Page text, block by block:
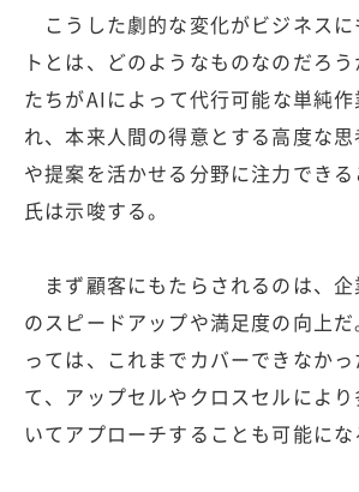
こうした劇的な変化がビジネスに
トとは、どのようなものなのだろ
たちがAIによって代行可能な単純
れ、本来人間の得意とする高度な
や提案を活かせる分野に注力でき
氏は示唆する。
まず顧客にもたらされるのは、
のスピードアップや満足度の向上
っては、これまでカバーできなか
て、アップセルやクロスセルによ
いてアプローチすることも可能にな